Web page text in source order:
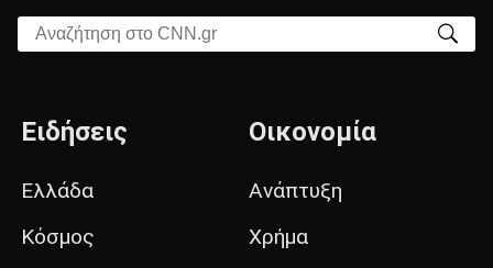
Αναζήτηση στο CNN.gr
Ειδήσεις
Ελλάδα
Κόσμος
Οικονομία
Ανάπτυξη
Χρήμα